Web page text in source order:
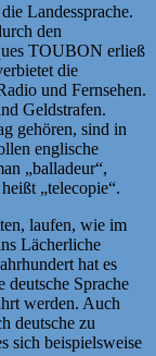
Landessprache.
den
TOUBON erließ
die
und Fernsehen.
Geldstrafen.
gehören, sind in
englische
„balladeur“,
„telecopie“.
laufen, wie im
Lächerliche
hat es
deutsche Sprache
werden. Auch
deutsche zu
sich beispielsweise